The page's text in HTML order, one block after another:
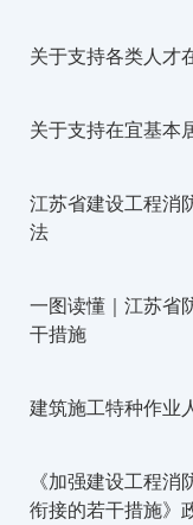
关于支持各类人才
关于支持在宜基本
江苏省建设工程消
法
一图读懂｜江苏省
干措施
建筑施工特种作业
《加强建设工程
衔接的若干措施》